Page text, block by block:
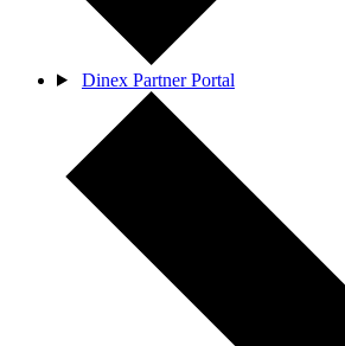
Dinex Partner Portal